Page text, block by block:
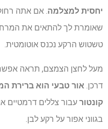
יחסית למצלמה. אם אתה
שאומרת לך להתאים את
טשטוש הרקע נכנס אוטומטית.
מעל לחצן הצמצם, תראה
דרכן. אור טבעי הוא ברירת
קונטור עבור צללים דרמטיים
בגווני אפור על רקע לבן.